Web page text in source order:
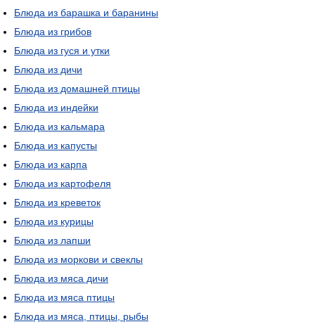
Блюда из барашка и баранины
Блюда из грибов
Блюда из гуся и утки
Блюда из дичи
Блюда из домашней птицы
Блюда из индейки
Блюда из кальмара
Блюда из капусты
Блюда из карпа
Блюда из картофеля
Блюда из креветок
Блюда из курицы
Блюда из лапши
Блюда из моркови и свеклы
Блюда из мяса дичи
Блюда из мяса птицы
Блюда из мяса, птицы, рыбы